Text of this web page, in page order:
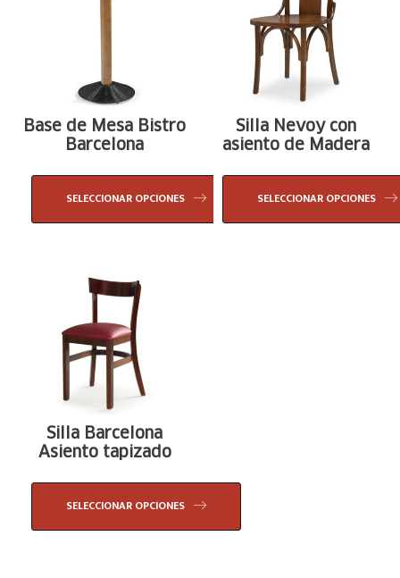
Base de Mesa Bistro
Barcelona
SELECCIONAR OPCIONES
Silla Nevoy con
asiento de Madera
SELECCIONAR OPCIONES
Silla Barcelona
Asiento tapizado
SELECCIONAR OPCIONES